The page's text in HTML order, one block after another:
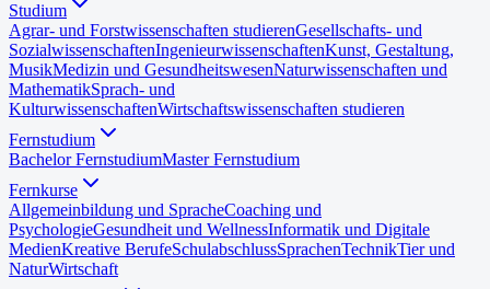
Studium
Agrar- und Forstwissenschaften studierenGesellschafts- und
SozialwissenschaftenIngenieurwissenschaftenKunst, Gestaltung,
MusikMedizin und GesundheitswesenNaturwissenschaften und
MathematikSprach- und
KulturwissenschaftenWirtschaftswissenschaften studieren
Fernstudium
Bachelor FernstudiumMaster Fernstudium
Fernkurse
Allgemeinbildung und SpracheCoaching und
PsychologieGesundheit und WellnessInformatik und Digitale
MedienKreative BerufeSchulabschlussSprachenTechnikTier und
NaturWirtschaft